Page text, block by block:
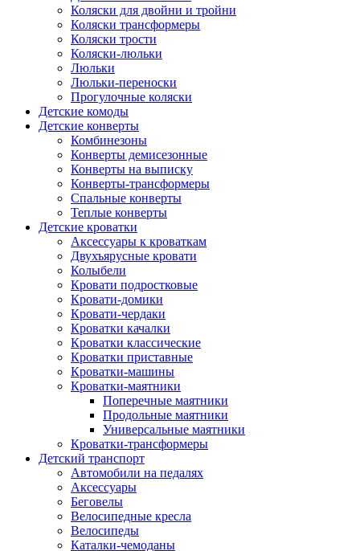
Коляски для двойни и тройни
Коляски трансформеры
Коляски трости
Коляски-люльки
Люльки
Люльки-переноски
Прогулочные коляски
Детские комоды
Детские конверты
Комбинезоны
Конверты демисезонные
Конверты на выписку
Конверты-трансформеры
Спальные конверты
Теплые конверты
Детские кроватки
Аксессуары к кроваткам
Двухъярусные кровати
Колыбели
Кровати подростковые
Кровати-домики
Кровати-чердаки
Кроватки качалки
Кроватки классические
Кроватки приставные
Кроватки-машины
Кроватки-маятники
Поперечные маятники
Продольные маятники
Универсальные маятники
Кроватки-трансформеры
Детский транспорт
Автомобили на педалях
Аксессуары
Беговелы
Велосипедные кресла
Велосипеды
Каталки-чемоданы